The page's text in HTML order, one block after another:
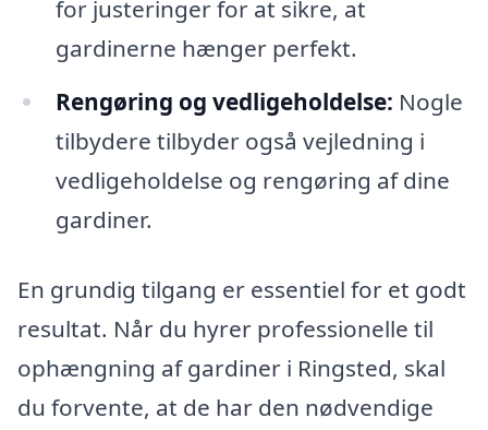
for justeringer for at sikre, at
gardinerne hænger perfekt.
Rengøring og vedligeholdelse: Nogle
tilbydere tilbyder også vejledning i
vedligeholdelse og rengøring af dine
gardiner.
En grundig tilgang er essentiel for et godt
resultat. Når du hyrer professionelle til
ophængning af gardiner i Ringsted, skal
du forvente, at de har den nødvendige